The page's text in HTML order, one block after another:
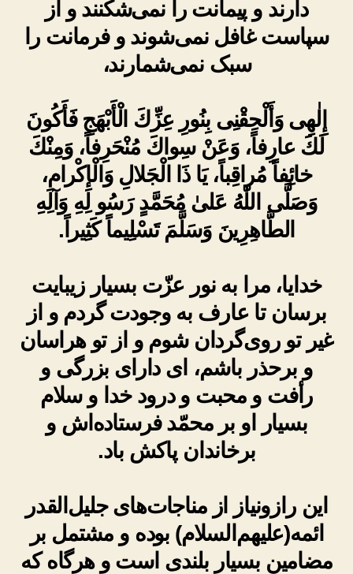
دارند و پیمانت را نمی‌شکنند و از
سپاست غافل نمی‌شوند و فرمانت را
سبک نمی‌شمارند،
إِلٰهِى وَأَلْحِقْنِى بِنُورِ عِزِّكَ الْأَبْهَجِ فَأَكُونَ
لَكَ عارِفاً، وَعَنْ سِواكَ مُنْحَرِفاً، وَمِنْكَ
خائِفاً مُراقِباً، يَا ذَا الْجَلالِ وَالْإِكْرامِ،
وَصَلَّى اللّٰهُ عَلىٰ مُحَمَّدٍ رَسُو لِهِ وَآلِهِ
الطَّاهِرِينَ وَسَلَّمَ تَسْلِيماً كَثِيراً.
خدایا، مرا به نور عزّت بسیار زیبایت
برسان تا عارف به وجودت گردم و از
غیر تو روی‌گردان شوم و از تو هراسان
و برحذر باشم، ای دارای بزرگی و
رأفت و محبت و درود خدا و سلام
بسیار او بر محمّد فرستاده‌اش و
برخاندان پاکش باد.
این رازونیاز از مناجات‌های جلیل‌القدر
ائمه(علیهم‌السلام) بوده و مشتمل بر
مضامین بسیار بلندی است و هرگاه که